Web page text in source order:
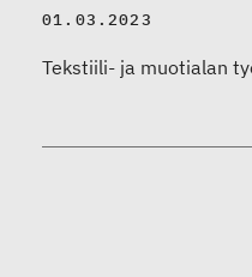
01.03.2023
Tekstiili- ja muotialan